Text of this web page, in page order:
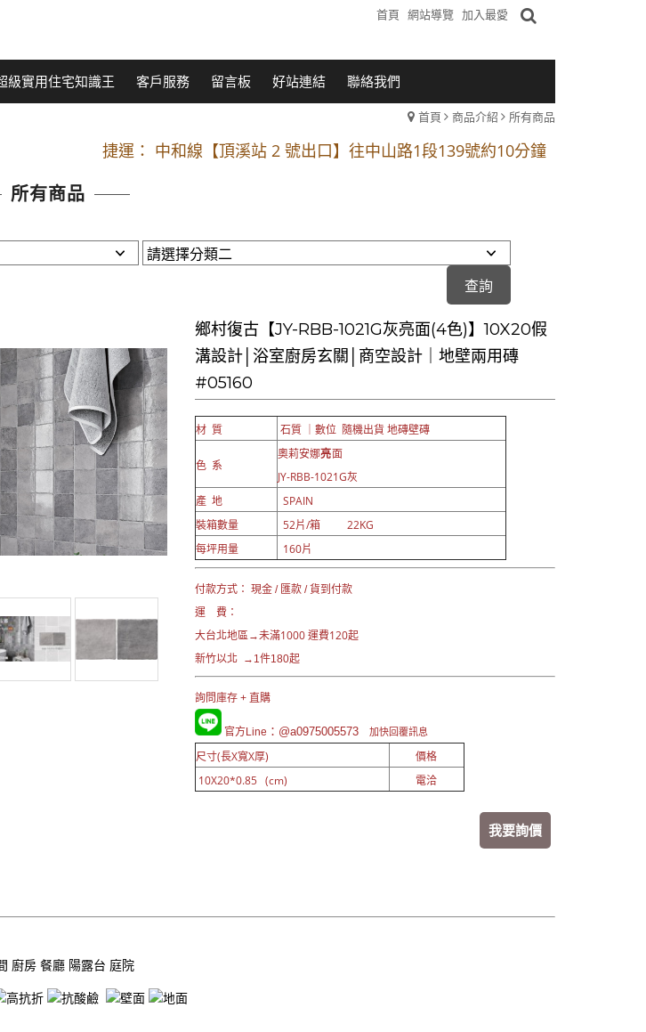
首頁 網站導覽 加入最愛
級實用住宅知識王 客戶服務 留言板 好站連結 聯絡我們
首頁 商品介紹 所有商品
開車：中山路1段 到永平路路口(樂華夜市口)門口可停車
捷運： 中和線【頂溪站 2 號出口】往中山路1段139號約10分鐘
原Line已滿 無法加Line好友 請親愛的客戶加入 LINE官方帳號@a0975005573
捷運： 中和線【頂溪站 2 號出口】往中山路1段139號約10分鐘
原Line已滿 無法加Line好友 請親愛的客戶加入 LINE官方帳號@a0975005573
所有商品
鄉村復古【JY-RBB-1021G灰亮面(4色)】10X20假
溝設計│浴室廚房玄關│商空設計｜地壁兩用磚
#05160
材 質 石質 ｜數位 隨機出貨 地磚壁磚
色 系
奧莉安娜亮面
JY-RBB-1021G灰
產 地
SPAIN
裝箱數量
52片/箱 22KG
每坪用量
160片
付款方式： 現金 / 匯款 / 貨到付款
運 費：
大台北地區→未滿1000 運費120起
新竹以北 →1件180起
詢問庫存 + 直購
官方Line ：@a0975005573 加快回覆訊息
尺寸(長X寬X厚)
價格
10X20*0.85 (cm)
電洽
我要詢價
廚房餐廳 陽露台 庭院